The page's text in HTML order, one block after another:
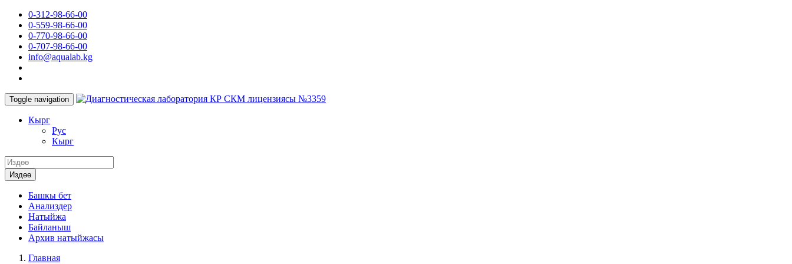
0-312-98-66-00
0-559-98-66-00
0-770-98-66-00
0-707-98-66-00
info@aqualab.kg
Toggle navigation КР СКМ лицензиясы №3359
Кырг
Руc
Кырг
Издөө
Башкы бет
Анализдер
Натыйжа
Байланыш
Архив натыйжасы
Главная